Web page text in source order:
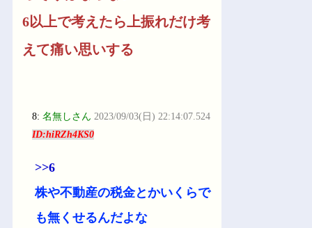
6以上で考えたら上振れだけ考
えて痛い思いする
8:名無しさん 2023/09/03(日) 22:14:07.524
ID:hiRZh4KS0
>>6
株や不動産の税金とかいくらで
も無くせるんだよな